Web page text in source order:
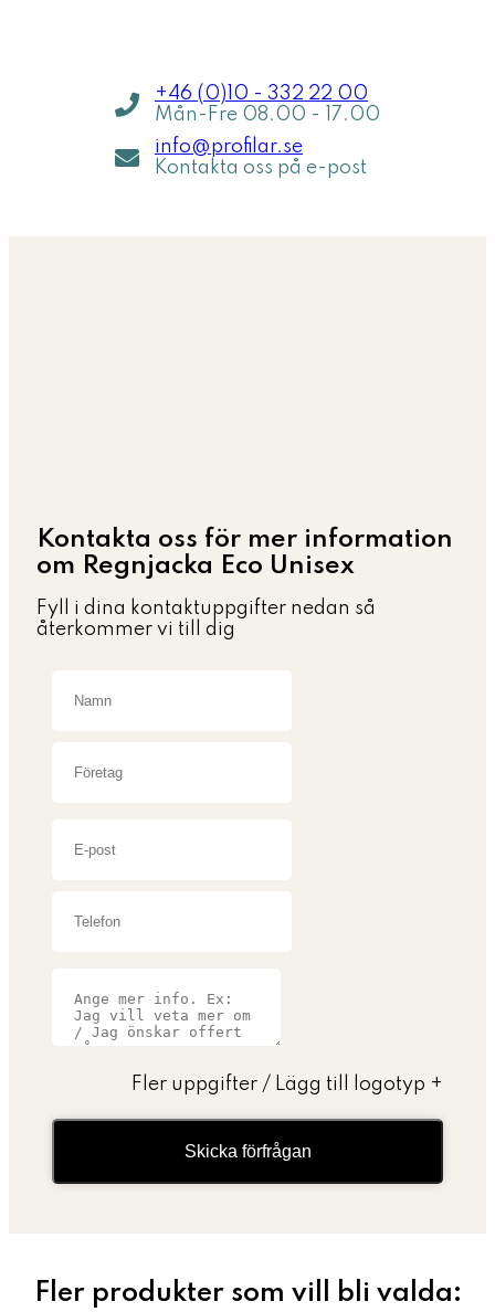
+46 (0)10 - 332 22 00
Mån-Fre 08.00 - 17.00
info@profilar.se
Kontakta oss på e-post
Kontakta oss för mer information
om Regnjacka Eco Unisex
Fyll i dina kontaktuppgifter nedan så
återkommer vi till dig
Fler uppgifter / Lägg till logotyp +
Skicka förfrågan
Fler produkter som vill bli valda: